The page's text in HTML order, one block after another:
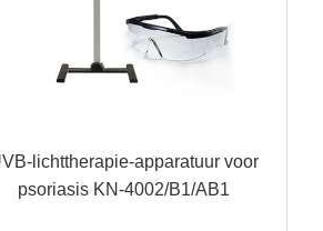
lichttherapie-apparatuur voor
psoriasis KN-4002/B1/AB1